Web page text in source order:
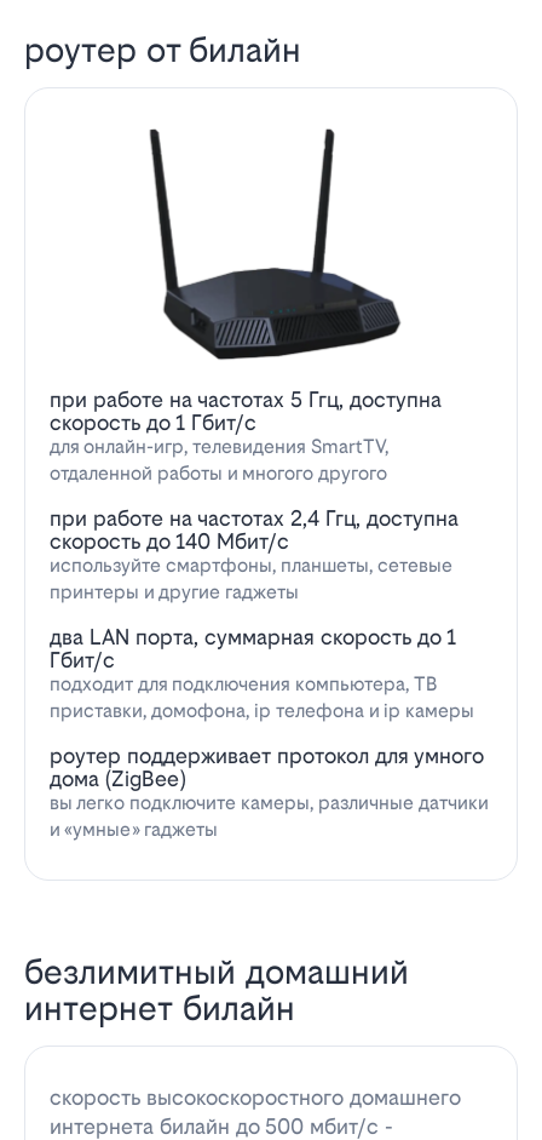
роутер от билайн
при работе на частотах 5 Ггц, доступна
скорость до 1 Гбит/с
для онлайн-игр, телевидения SmartTV,
отдаленной работы и многого другого
при работе на частотах 2,4 Ггц, доступна
скорость до 140 Мбит/с
используйте смартфоны, планшеты, сетевые
принтеры и другие гаджеты
два LAN порта, суммарная скорость до 1
Гбит/с
подходит для подключения компьютера, ТВ
приставки, домофона, ip телефона и ip камеры
роутер поддерживает протокол для умного
дома (ZigBee)
вы легко подключите камеры, различные датчики
и «умные» гаджеты
безлимитный домашний
интернет билайн
скорость высокоскоростного домашнего
интернета билайн до 500 мбит/с -